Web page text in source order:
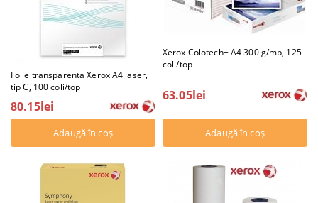
Folie transparenta Xerox A4 laser,
tip C, 100 coli/top
80.15lei
Xerox Colotech+ A4 300 g/mp, 125
coli/top
63.05lei